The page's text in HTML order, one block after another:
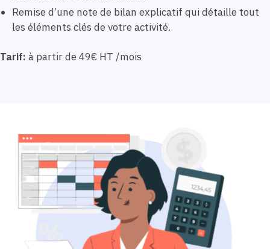
Remise d’une note de bilan explicatif qui détaille tout
les éléments clés de votre activité.
Tarif: à partir de 49€ HT /mois